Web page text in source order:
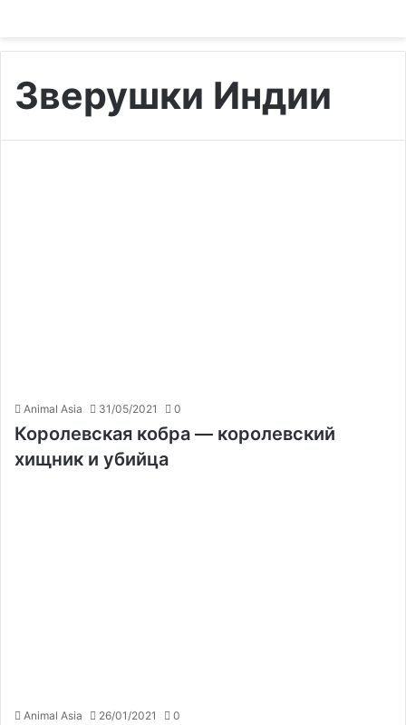
Зверушки Индии
Animal Asia 31/05/2021 0
Королевская кобра — королевский
хищник и убийца
Animal Asia 26/01/2021 0